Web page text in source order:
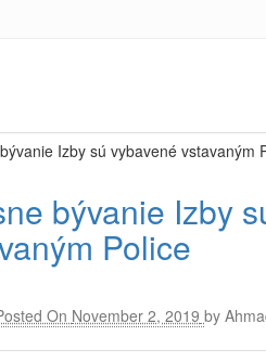
bývanie Izby
Police
On November 2, 2019 by